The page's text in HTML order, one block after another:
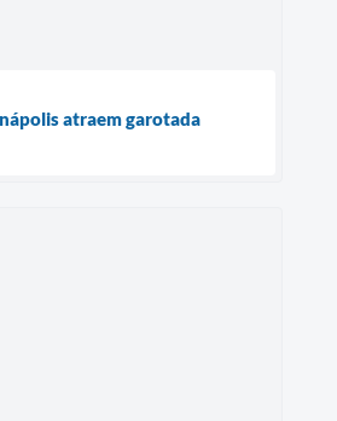
atraem garotada